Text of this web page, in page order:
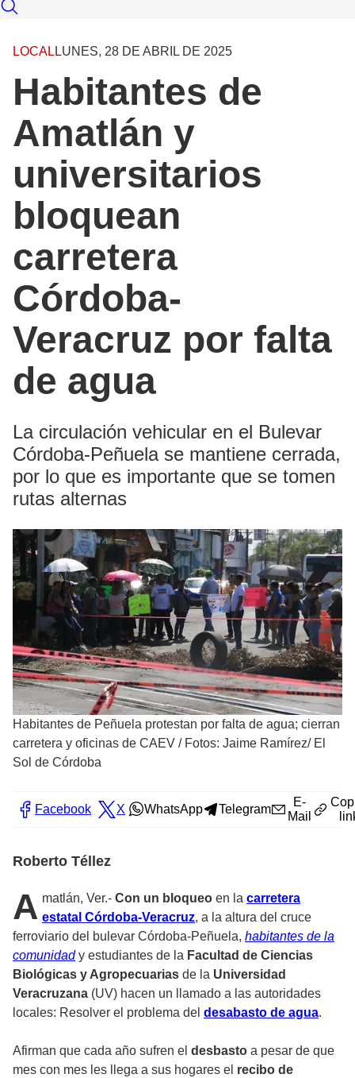
LOCAL LUNES, 28 DE ABRIL DE 2025
Habitantes de
Amatlán y
universitarios
bloquean
carretera
Córdoba-
Veracruz por falta
de agua
La circulación vehicular en el Bulevar
Córdoba-Peñuela se mantiene cerrada,
por lo que es importante que se tomen
rutas alternas
Habitantes de Peñuela protestan por falta de agua; cierran
carretera y oficinas de CAEV / Fotos: Jaime Ramírez/ El
Sol de Córdoba
Facebook X WhatsApp Telegram
E-
Mail
Roberto Téllez
A matlán, Ver.- Con un bloqueo en la carretera
estatal Córdoba-Veracruz, a la altura del cruce
ferroviario del bulevar Córdoba-Peñuela, habitantes de la
comunidady estudiantes de la Facultad de Ciencias
Biológicas y Agropecuarias de la Universidad
Veracruzana (UV) hacen un llamado a las autoridades
locales: Resolver el problema del desabasto de agua.
Afirman que cada año sufren el desbasto a pesar de que
mes con mes les llega a sus hogares el recibo de